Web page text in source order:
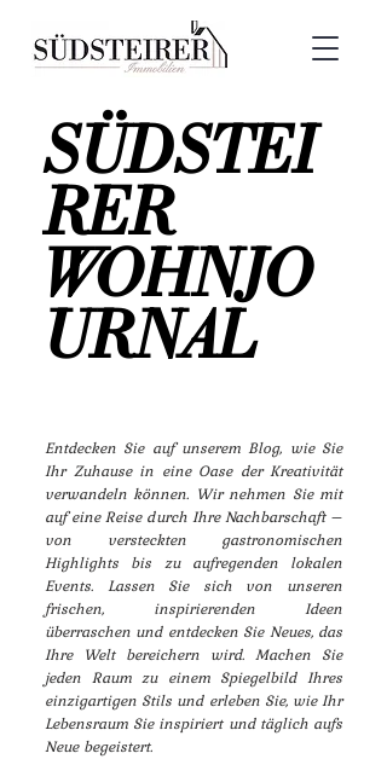
SÜDSTEI
RER
WOHNJO
URNAL
Entdecken Sie auf unserem Blog, wie Sie
Ihr Zuhause in eine Oase der Kreativität
verwandeln können. Wir nehmen Sie mit
auf eine Reise durch Ihre Nachbarschaft –
von versteckten gastronomischen
Highlights bis zu aufregenden lokalen
Events. Lassen Sie sich von unseren
frischen, inspirierenden Ideen
überraschen und entdecken Sie Neues, das
Ihre Welt bereichern wird. Machen Sie
jeden Raum zu einem Spiegelbild Ihres
einzigartigen Stils und erleben Sie, wie Ihr
Lebensraum Sie inspiriert und täglich aufs
Neue begeistert.